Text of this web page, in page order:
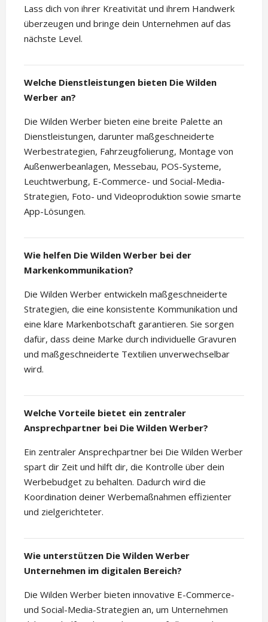
Lass dich von ihrer Kreativität und ihrem Handwerk
überzeugen und bringe dein Unternehmen auf das
nächste Level.
Welche Dienstleistungen bieten Die Wilden
Werber an?
Die Wilden Werber bieten eine breite Palette an
Dienstleistungen, darunter maßgeschneiderte
Werbestrategien, Fahrzeugfolierung, Montage von
Außenwerbeanlagen, Messebau, POS-Systeme,
Leuchtwerbung, E-Commerce- und Social-Media-
Strategien, Foto- und Videoproduktion sowie smarte
App-Lösungen.
Wie helfen Die Wilden Werber bei der
Markenkommunikation?
Die Wilden Werber entwickeln maßgeschneiderte
Strategien, die eine konsistente Kommunikation und
eine klare Markenbotschaft garantieren. Sie sorgen
dafür, dass deine Marke durch individuelle Gravuren
und maßgeschneiderte Textilien unverwechselbar
wird.
Welche Vorteile bietet ein zentraler
Ansprechpartner bei Die Wilden Werber?
Ein zentraler Ansprechpartner bei Die Wilden Werber
spart dir Zeit und hilft dir, die Kontrolle über dein
Werbebudget zu behalten. Dadurch wird die
Koordination deiner Werbemaßnahmen effizienter
und zielgerichteter.
Wie unterstützen Die Wilden Werber
Unternehmen im digitalen Bereich?
Die Wilden Werber bieten innovative E-Commerce-
und Social-Media-Strategien an, um Unternehmen